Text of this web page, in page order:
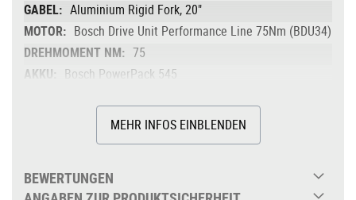
Aluminium Rigid Fork, 20"
Bosch Drive Unit Performance Line 75Nm (BDU34)
75
Bosch PowerPack 545
Bosch Purion 200 with Integrated Display
Shimano BR-MT200, Hydr. Disc Brake
Shimano Nexus SL-C7000-5, Revoshift
MEHR INFOS EINBLENDEN
BEWERTUNGEN